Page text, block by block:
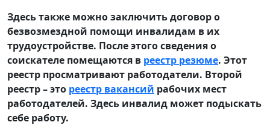
Здесь также можно заключить договор о
безвозмездной помощи инвалидам в их
трудоустройстве. После этого сведения о
соискателе помещаются в реестр резюме. Этот
реестр просматривают работодатели. Второй
реестр – это реестр вакансий рабочих мест
работодателей. Здесь инвалид может подыскать
себе работу.